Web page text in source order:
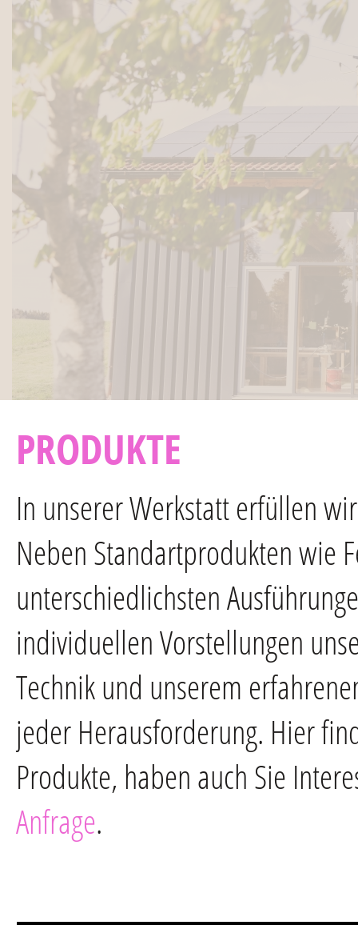
PRODUKTE
In unserer Werkstatt erfüllen
Neben Standartprodukten wie
unterschiedlichsten
individuellen Vorstellungen
Technik und unserem
jeder Herausforderung. Hier
Produkte, haben auch Sie
Anfrage.